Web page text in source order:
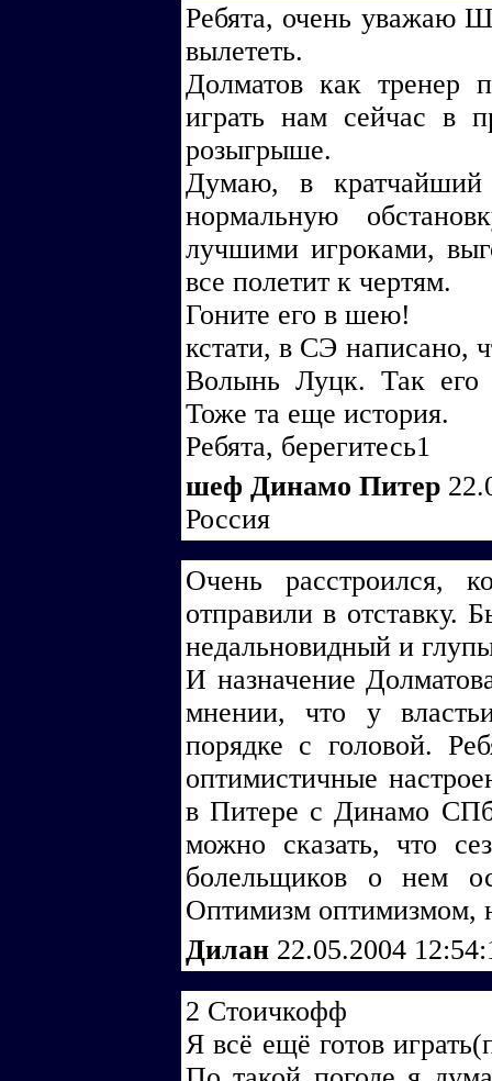
Ребята, очень уважаю
вылететь.
Долматов как
играть нам сейчас в
розыгрыше.
Думаю, в кратчайший
нормальную
лучшими игроками,
все полетит к чертям.
Гоните его в шею!
кстати, в СЭ написано,
Волынь Луцк. Так его
Тоже та еще история.
Ребята, берегитесь1
шеф Динамо Питер
Россия
Очень расстроился,
отправили в отставку.
недальновидный и
И назначение
мнении, что у
порядке с головой.
оптимистичные
в Питере с Динамо СПб
можно сказать, что
болельщиков о нем
Оптимизм оптимизмом,
Дилан 22.05.2004
2 Стоичкофф
Я всё ещё готов